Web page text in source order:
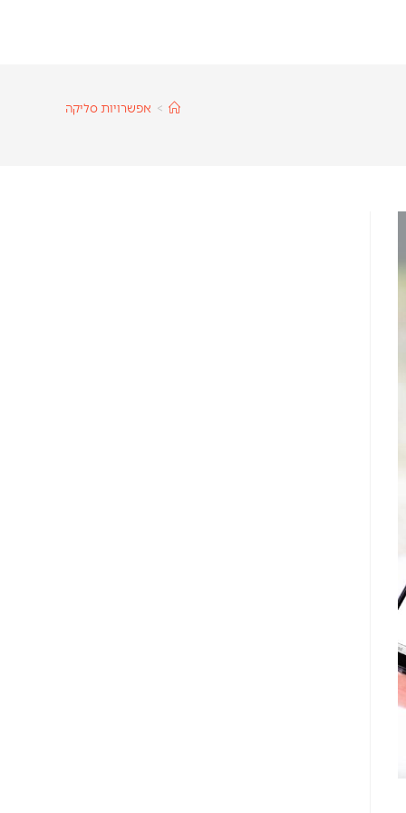
> אפשרויות סליקה